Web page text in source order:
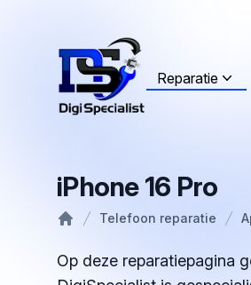
Reparatie
iPhone 16 Pro
Telefoon reparatie
Op deze reparatiepagina